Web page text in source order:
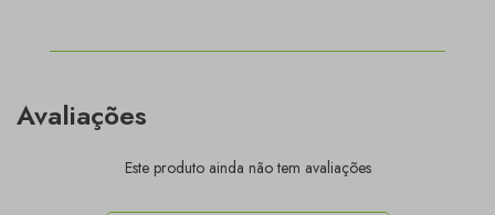
Avaliações
Este produto ainda não tem avaliações